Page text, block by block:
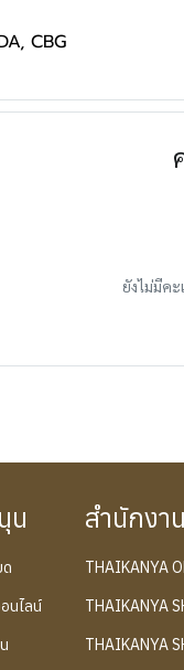
CBG
ยังไม่มีค
น
นไลน์
สำนักงา
THAIKANYA
THAIKANYA
THAIKANYA